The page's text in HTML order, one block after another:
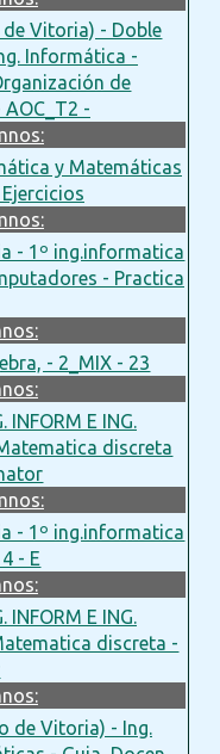
de Vitoria) - Doble
Informática -
de
-
y Matemáticas
- 1º ing.informatica
- Practica
- 2_MIX - 23
INFORM E ING.
discreta
- 1º ing.informatica
- E
INFORM E ING.
discreta -
de Vitoria) - Ing.